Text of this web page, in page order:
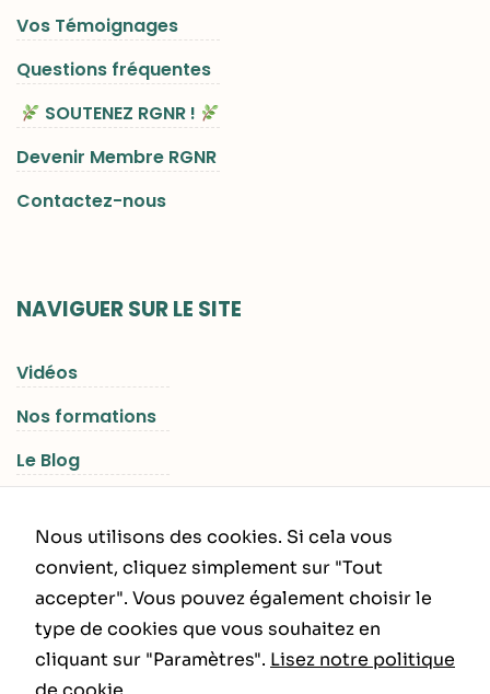
Vos Témoignages
Questions fréquentes
SOUTENEZ RGNR !
Devenir Membre RGNR
Contactez-nous
NAVIGUER SUR LE SITE
Vidéos
Nos formations
Le Blog
INFORMATIONS LÉGALES
Politique de Confidentialité
Nous utilisons des cookies. Si cela vous
convient, cliquez simplement sur "Tout
accepter". Vous pouvez également choisir le
type de cookies que vous souhaitez en
cliquant sur "Paramètres". Lisez notre politique